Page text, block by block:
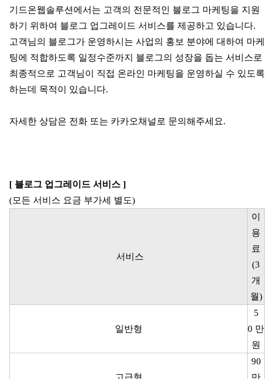
기드온웹솔루션에서는 고객의 전문적인 블로그 마케팅을 지원
하기 위하여 블로그 업그레이드 서비스를 제공하고 있습니다.
고객님의 블로그가 운영하시는 사업의 홍보 분야에 대하여 마케
팅에 적합하도록 일정수준까지 블로그의 성장을 돕는 서비스로
최종적으로 고객님이 직접 온라인 마케팅을 운영하실 수 있도록
하는데 목적이 있습니다.
자세한 상담은 전화 또는 카카오채널로 문의해주세요.
[ 블로그 업그레이드 서비스 ]
(모든 서비스 요금 부가세 별도)
서비스
이
용
료
(3
개
월)
일반형
5
0 만
원
90